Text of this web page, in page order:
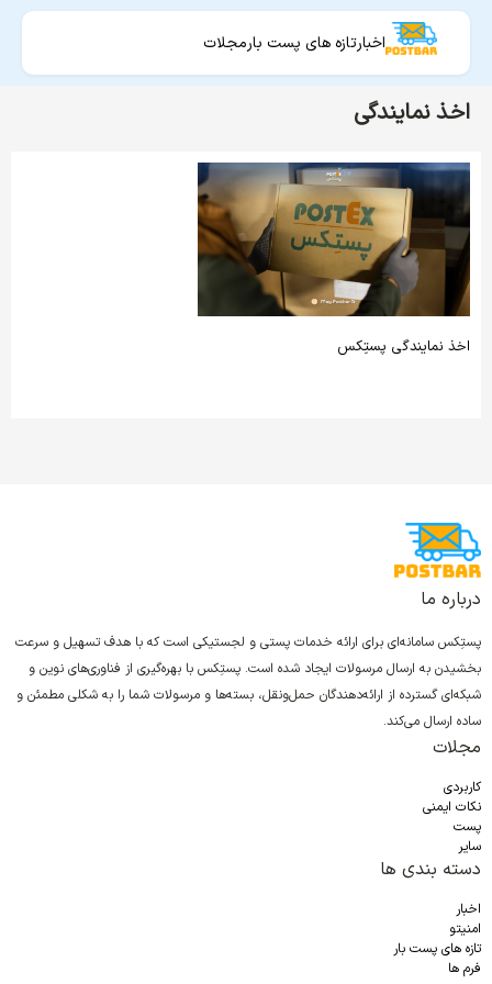
اخبارتازه های پست بارمجلات
اخذ نمایندگی
اخذ نمایندگی پستِکس
درباره ما
پستِکس سامانه‌ای برای ارائه خدمات پستی و لجستیکی است که با هدف تسهیل و سرعت
بخشیدن به ارسال مرسولات ایجاد شده است. پستِکس با بهره‌گیری از فناوری‌های نوین و
شبکه‌ای گسترده از ارائه‌دهندگان حمل‌ونقل، بسته‌ها و مرسولات شما را به شکلی مطمئن و
ساده ارسال می‌کند.
مجلات
کاربردی
نکات ایمنی
پست
سایر
دسته بندی ها
اخبار
امنیتو
تازه های پست بار
فرم ها